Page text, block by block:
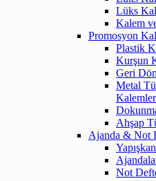
Lüks
Kalem
Promosyon
Plastik
Kurşun
Geri
Metal
Kalemler
Ahşap
Ajanda & Not
Not